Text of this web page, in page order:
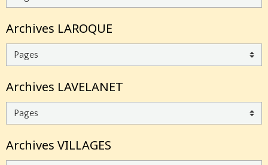
Archives LAROQUE
Archives LAVELANET
Archives VILLAGES